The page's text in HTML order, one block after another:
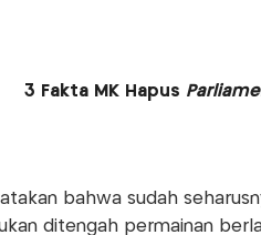
3 Fakta MK Hapus
bahwa sudah
ditengah permainan